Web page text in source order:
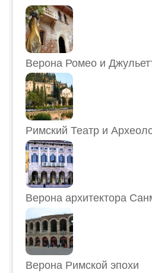
Верона Ромео и
Римский Театр и
Верона архитектора
Верона Римской эпохи